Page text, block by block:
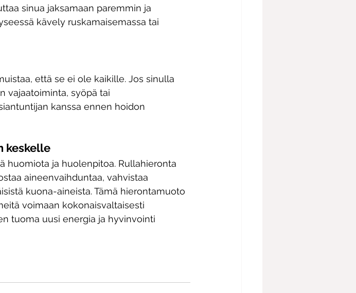
sinua jaksamaan paremmin ja
kävely ruskamaisemassa tai
että se ei ole kaikille. Jos sinulla
vajaatoiminta, syöpä tai
kanssa ennen hoidon
keskelle
huomiota ja huolenpitoa. Rullahieronta
aineenvaihduntaa, vahvistaa
kuona-aineista. Tämä hierontamuoto
voimaan kokonaisvaltaisesti
tuoma uusi energia ja hyvinvointi